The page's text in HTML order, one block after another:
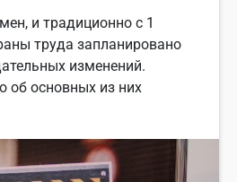
и традиционно с 1
труда запланировано
изменений.
об основных из них